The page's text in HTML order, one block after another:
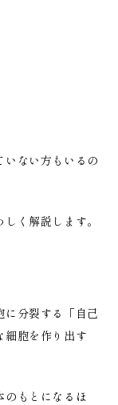
いない方もいるの
く解説します。
に分裂する「自己
細胞を作り出す
もとになるほ